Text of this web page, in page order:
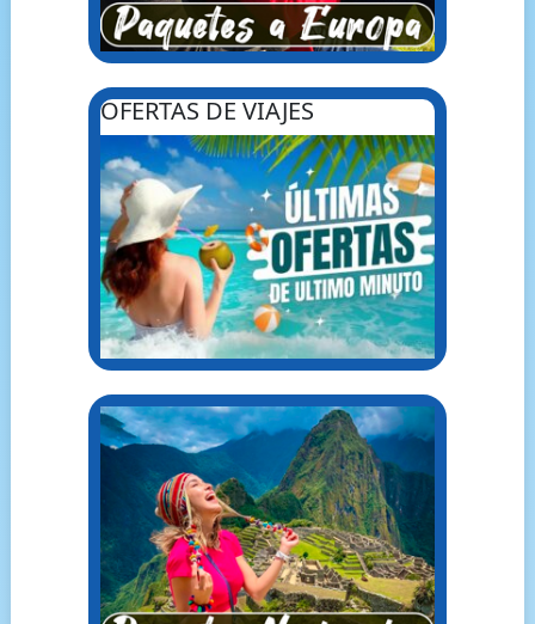
OFERTAS DE VIAJES